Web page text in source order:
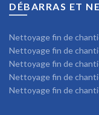
DÉBARRAS ET
Nettoyage fin de
Nettoyage fin de
Nettoyage fin de
Nettoyage fin de
Nettoyage fin de